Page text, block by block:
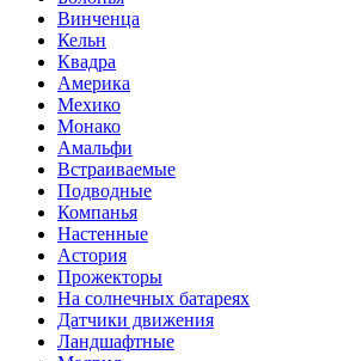
Винченца
Кельн
Квадра
Америка
Мехико
Монако
Амальфи
Встраиваемые
Подводные
Компанья
Настенные
Астория
Прожекторы
На солнечных батареях
Датчики движения
Ландшафтные